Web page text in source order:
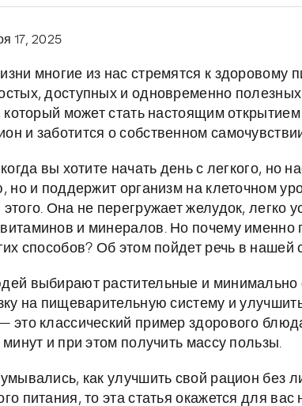
17, 2025
многие из нас стремятся к здоровому
доступных и одновременно
который может стать настоящим открытием
и заботится о собственном
вы хотите начать день с легкого, но
но и поддержит организм на клеточном
Она не перегружает желудок, легко
и минералов. Но почему именно
способов? Об этом пойдет речь в нашей
выбирают растительные и минимально
на пищеварительную систему и
классический пример здорового
и при этом получить массу пользы.
как улучшить свой рацион без
питания, то эта статья окажется для